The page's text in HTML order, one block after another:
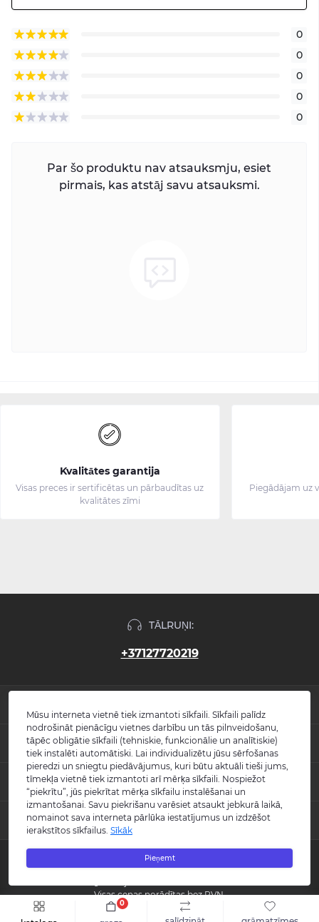
0
0
0
0
0
0
Par šo produktu nav atsauksmju, esiet
pirmais, kas atstāj savu atsauksmi.
Kvalitātes garantija
Visas preces ir sertificētas un pārbaudītas uz
kvalitātes zīmi
Piegādājam uz
TĀLRUŅI:
+37127720219
Jaunumi
Atsauksmes
Kontakti
Vietnes karte
Ražotāji
Īpašais piedāvājums
POPULĀRS
Izlietnes
Vannas
Maisītāji
Tualetes podi
KONTAKTI UN ADRESE
info@burlington.eu
P. 09:00 - 17:00
O. 09:00 - 17:00
C. 09:00 - 17:00
S.-Sv. Slēgts
MESENDŽERI
WhatsApp
Messenger
Copyright © 2008 - 2026 SIA "Burlington" - Visas tiesības aizsargātas.
Visas cenas norādītas bez PVN.
Šo vietni izstrādāja «Qloud
Mūsu interneta vietnē tiek izmantoti sīkfaili. Sīkfaili palīdz
nodrošināt pienācīgu vietnes darbību un tās pilnveidošanu,
tāpēc obligātie sīkfaili (tehniskie, funkcionālie un analītiskie)
tiek instalēti automātiski. Lai individualizētu jūsu sērfošanas
pieredzi un sniegtu piedāvājumus, kuri būtu aktuāli tieši jums,
tīmekļa vietnē tiek izmantoti arī mērķa sīkfaili. Nospiežot
“piekrītu”, jūs piekrītat mērķa sīkfailu instalēšanai un
izmantošanai. Savu piekrišanu varēsiet atsaukt jebkurā laikā,
nomainot sava interneta pārlūka iestatījumus un izdzēšot
ierakstītos sīkfailus. Sīkāk
Pieņemt